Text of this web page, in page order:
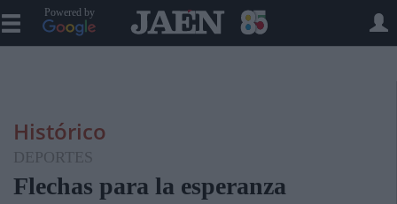
Powered by
Histórico
DEPORTES
Flechas para la esperanza